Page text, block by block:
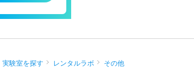
験室を探す レンタルラボ その他